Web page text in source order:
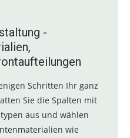
-
Schritten Ihr ganz
Sie die Spalten mit
aus und wählen
wie